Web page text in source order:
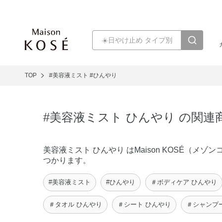
TOP #美容液ミスト #ひんやり
#美容液ミスト ひんやり の関連
美容液ミスト ひんやり はMaison KOSÉ（メゾン
つかります。
#美容液ミスト #ひんやり ＃ボディケア ひんやり
＃タオル ひんやり ＃シート ひんやり ＃シャンプ